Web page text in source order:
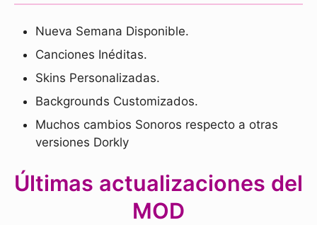
Nueva Semana Disponible.
Canciones Inéditas.
Skins Personalizadas.
Backgrounds Customizados.
Muchos cambios Sonoros respecto a otras
versiones Dorkly
Últimas actualizaciones del
MOD